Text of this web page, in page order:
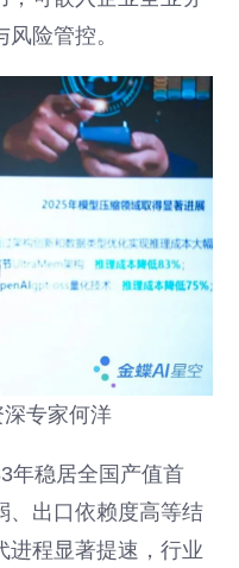
险管控。
专家何洋
年稳居全国产值首
、出口依赖度高等结
进程显著提速，行业